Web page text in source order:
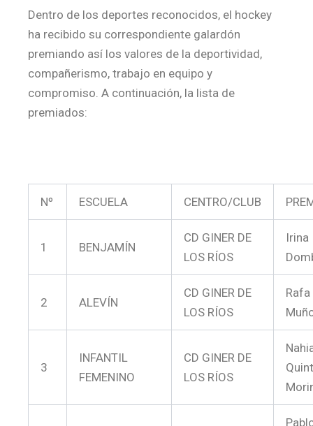
Dentro de los deportes reconocidos, el hockey
ha recibido su correspondiente galardón
premiando así los valores de la deportividad,
compañerismo, trabajo en equipo y
compromiso. A continuación, la lista de
premiados:
Nº ESCUELA CENTRO/CLUB
1 BENJAMÍN
CD GINER DE
LOS RÍOS
Irina
2 ALEVÍN
CD GINER DE
LOS RÍOS
3
INFANTIL
FEMENINO
CD GINER DE
LOS RÍOS